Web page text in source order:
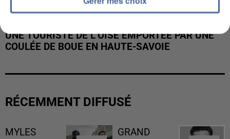
UNE TOURISTE DE L’OISE EMPORTÉE PAR UNE
COULÉE DE BOUE EN HAUTE-SAVOIE
RÉCEMMENT DIFFUSÉ
MYLES
GRAND